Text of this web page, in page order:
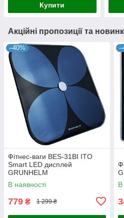
Купити
Акційні пропозиції та
–40%
Фітнес-ваги BES-31BI ITO
Smart LED дисплей
GRUNHELM
В наявності
779 ₴ 1 299 ₴
В